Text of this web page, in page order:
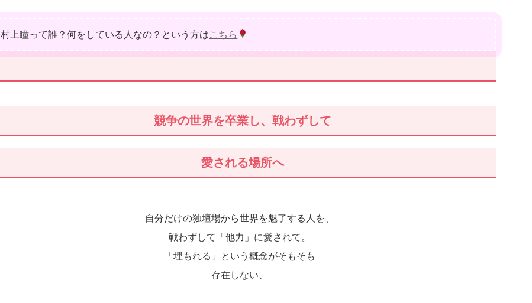
村上瞳って誰？何をしている人なの？という方はこちら
競争の世界を卒業し、戦わずして
愛される場所へ
自分だけの独壇場から世界を魅了する人を、
戦わずして「他力」に愛されて。
「埋もれる」という概念がそもそも
存在しない、